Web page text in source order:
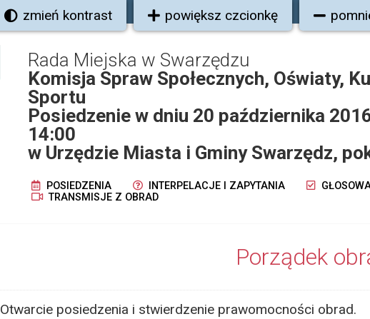
zmień kontrast powiększ czcionkę
Rada Miejska w Swarzędzu
Komisja Spraw Społecznych, Oświaty,
Sportu
Posiedzenie w dniu 20 października
14:00
w Urzędzie Miasta i Gminy Swarzędz,
POSIEDZENIA INTERPELACJE I ZAPYTANIA
TRANSMISJE Z OBRAD
Porządek
Otwarcie posiedzenia i stwierdzenie prawomocności obrad.